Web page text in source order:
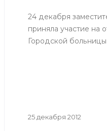
24 декабря
приняла участие на
Городской
25 декабря 2012